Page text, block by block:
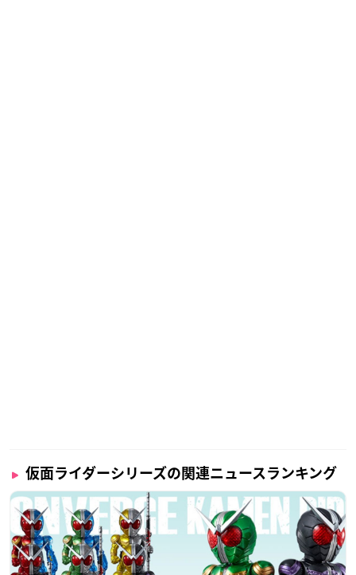
仮面ライダーシリーズの関連ニュースランキング